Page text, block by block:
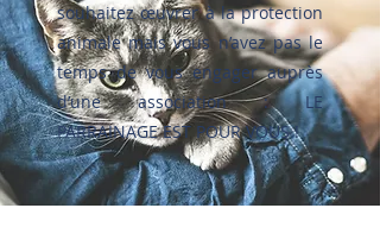
souhaitez œuvrer à la protection
animale mais vous n’avez pas le
temps de vous engager auprès
d’une association : LE
PARRAINAGE EST POUR VOUS !